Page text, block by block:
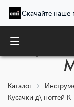
Скачайте наше
Каталог
Кусачки д\ ногтей